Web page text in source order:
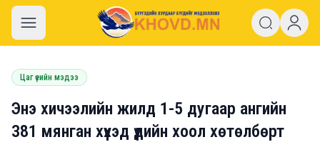
khovd.mn
Цаг үеийн мэдээ
Энэ хичээлийн жилд 1-5 дугаар ангийн
381 мянган хүүхэд үдийн хоол хөтөлбөрт